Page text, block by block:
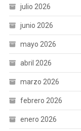
julio 2026
junio 2026
mayo 2026
abril 2026
marzo 2026
febrero 2026
enero 2026